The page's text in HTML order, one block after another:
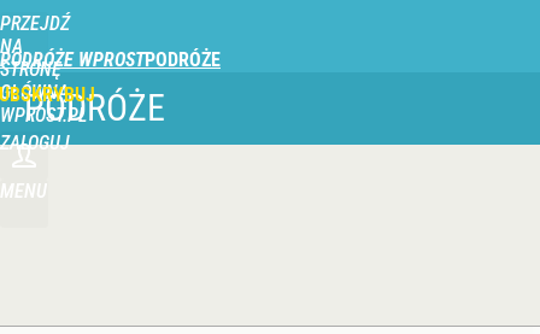
PRZEJDŹ
NA
STRONĘ
GŁÓWNĄ
WPROST.PL
PODRÓŻE WPROST
ZALOGUJ
MENU
PODRÓŻE